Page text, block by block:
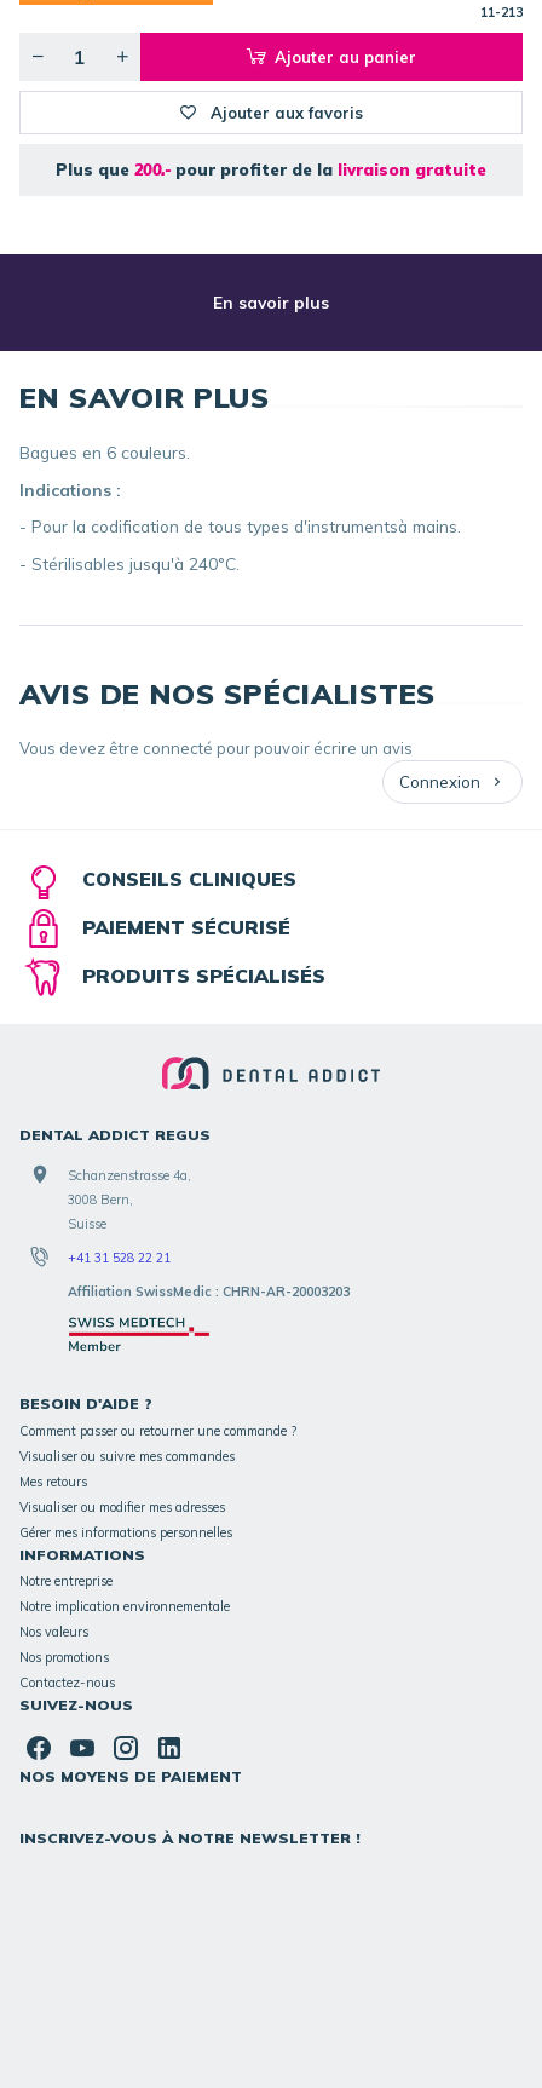
11-213
Ajouter au panier
Ajouter aux favoris
Plus que 200.- pour profiter de la livraison gratuite
En savoir plus
EN SAVOIR PLUS
Bagues en 6 couleurs.
Indications :
- Pour la codification de tous types d'instrumentsà mains.
- Stérilisables jusqu'à 240°C.
AVIS DE NOS SPÉCIALISTES
Vous devez être connecté pour pouvoir écrire un avis
Connexion
CONSEILS CLINIQUES
PAIEMENT SÉCURISÉ
PRODUITS SPÉCIALISÉS
DENTAL ADDICT REGUS
Schanzenstrasse 4a,
3008 Bern,
Suisse
+41 31 528 22 21
Affiliation SwissMedic : CHRN-AR-20003203
BESOIN D'AIDE ?
Comment passer ou retourner une commande ?
Visualiser ou suivre mes commandes
Mes retours
Visualiser ou modifier mes adresses
Gérer mes informations personnelles
INFORMATIONS
Notre entreprise
Notre implication environnementale
Nos valeurs
Nos promotions
Contactez-nous
SUIVEZ-NOUS
NOS MOYENS DE PAIEMENT
INSCRIVEZ-VOUS À NOTRE NEWSLETTER !